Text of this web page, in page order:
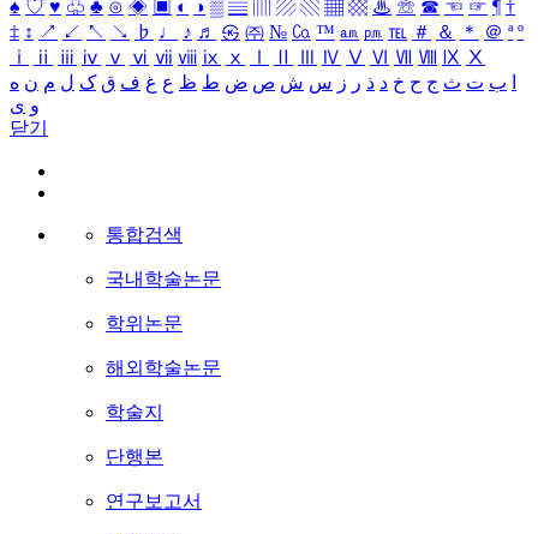
♠ ♡ ♥ ♧ ♣ ⊙ ◈ ▣ ◐ ◑ ▒ ▤ ▨ ▧ ▦ ▩ ♨ ☏ ☎ ☜ ☞ ¶ †
‡ ↕ ↗ ↙ ↖ ↘ ♭ ♩ ♪ ♬ ㉿ ㈜ № ㏇ ™ ㏂ ㏘ ℡ ＃ ＆ ＊ ＠ ª º
ⅰ
ⅱ ⅲ ⅳ ⅴ ⅵ ⅶ ⅷ ⅸ ⅹ Ⅳ Ⅴ Ⅵ Ⅶ Ⅷ Ⅸ Ⅹ
ب ت ث ج ح خ د ذ ر ز س ش ص ض ط ظ ع غ ف ق ک ل م ن ه
و ی
닫기
통합검색
국내학술논문
학위논문
해외학술논문
학술지
단행본
연구보고서